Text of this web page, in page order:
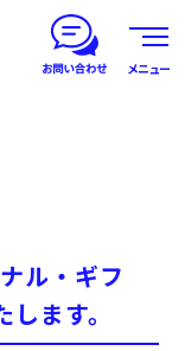
メニュー
ル・ギフ
ます。